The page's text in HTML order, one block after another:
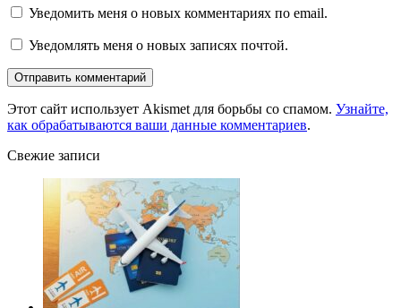
Уведомить меня о новых комментариях по email.
Уведомлять меня о новых записях почтой.
Этот сайт использует Akismet для борьбы со спамом. Узнайте,
как обрабатываются ваши данные комментариев.
Свежие записи